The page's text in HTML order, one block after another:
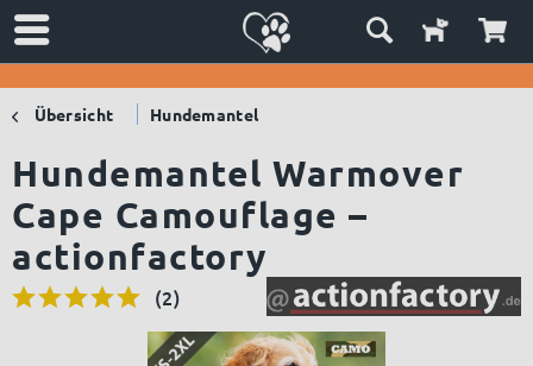
Übersicht Hundemantel
Hundemantel Warmover
Cape Camouflage –
actionfactory
(2)